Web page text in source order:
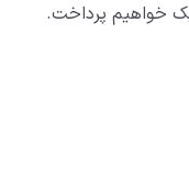
خواهیم پرداخت.